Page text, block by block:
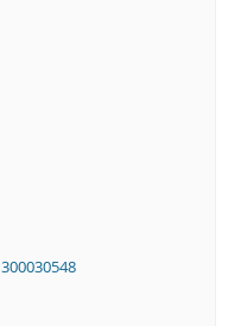
300030548